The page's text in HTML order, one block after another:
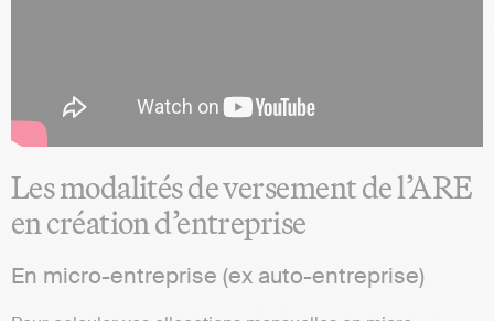
Les modalités de versement de l’ARE
en création d’entreprise
En micro-entreprise (ex auto-entreprise)